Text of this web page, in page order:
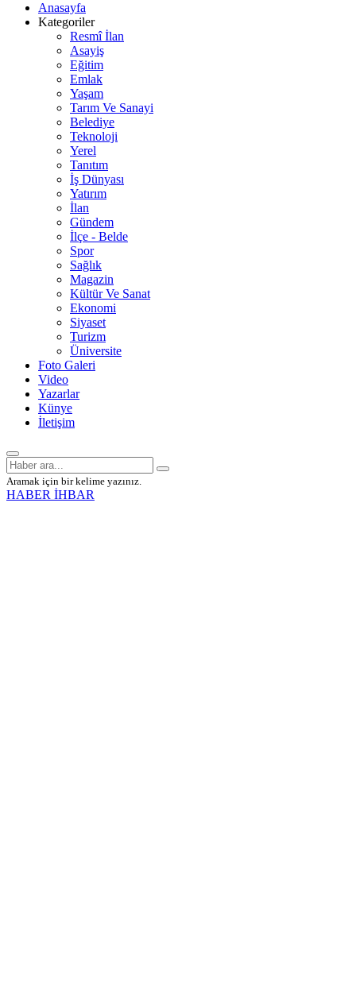
Anasayfa
Kategoriler
Resmî İlan
Asayiş
Eğitim
Emlak
Yaşam
Tarım Ve Sanayi
Belediye
Teknoloji
Yerel
Tanıtım
İş Dünyası
Yatırım
İlan
Gündem
İlçe - Belde
Spor
Sağlık
Magazin
Kültür Ve Sanat
Ekonomi
Siyaset
Turizm
Üniversite
Foto Galeri
Video
Yazarlar
Künye
İletişim
Aramak için bir kelime yazınız.
HABER İHBAR